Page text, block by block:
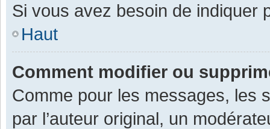
Si vous avez besoin de indiquer
Haut
Comment modifier ou
Comme pour les messages, les
par l’auteur original, un